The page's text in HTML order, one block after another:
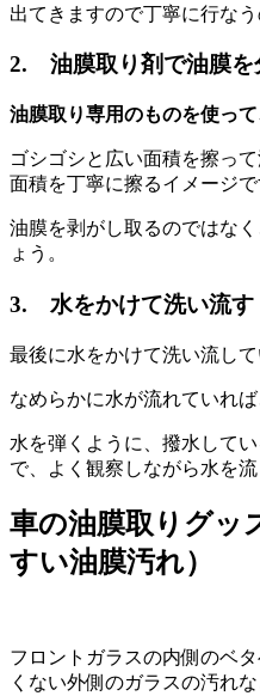
出てきますので丁寧に行なう
2. 油膜取り剤で油膜を
油膜取り専用のものを使っ
ゴシゴシと広い面積を擦っ
面積を丁寧に擦るイメージで
油膜を剥がし取るのではな
ょう。
3. 水をかけて洗い流す
最後に水をかけて洗い流して
なめらかに水が流れていれ
水を弾くように、撥水して
で、よく観察しながら水を流
車の油膜取りグッ
すい油膜汚れ）
フロントガラスの内側のベ
くない外側のガラスの汚れ